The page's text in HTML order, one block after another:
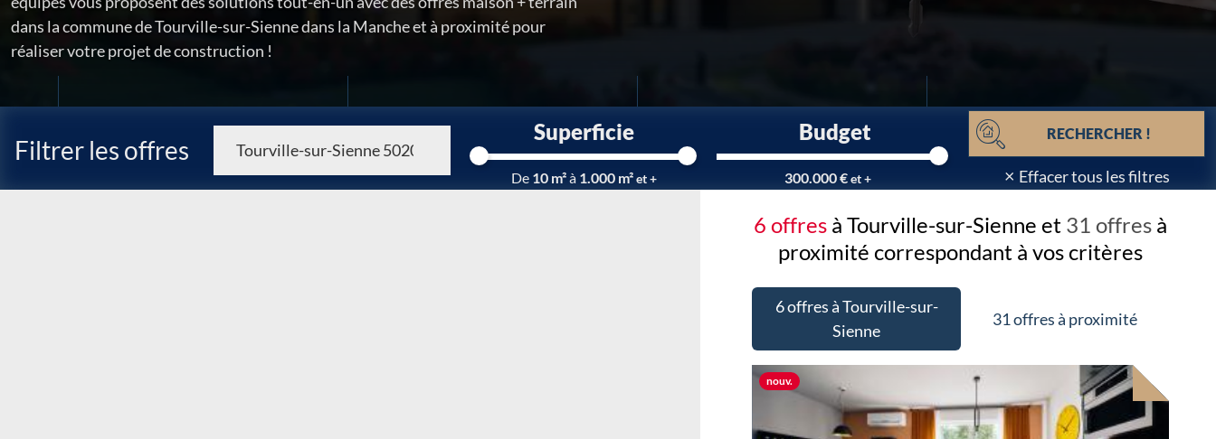
dans la commune de Tourville-sur-Sienne dans la Manche et à proximité pour
réaliser votre projet de construction !
Filtrer les offres
Superficie
De 10 m²à 1.000 m²et +
Budget
300.000 €et +
RECHERCHER !
× Effacer tous les filtres
6 offres à Tourville-sur-Sienne et 31 offres à
proximité correspondant à vos critères
6 offres à Tourville-sur-
Sienne
31 offres à proximité
nouv. Nouvelle offre